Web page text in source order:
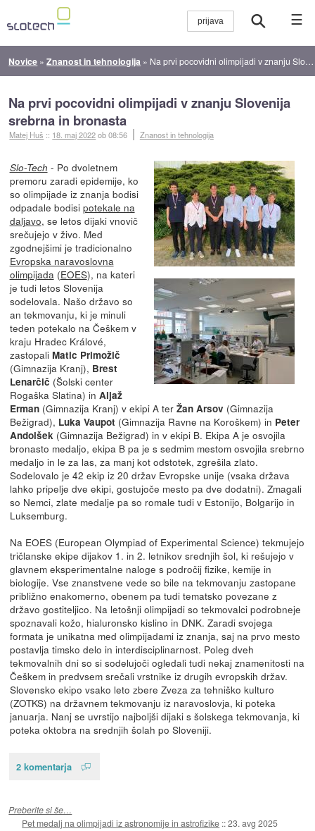
☰
Novice »Znanost in tehnologija » Na prvi pocovidni olimpijadi v znanju Slovenija srebrna in bronasta
Na prvi pocovidni olimpijadi v znanju Slovenija
srebrna in bronasta
Matej Huš :: 18. maj 2022ob 08:56 Znanost in tehnologija
Slo-Tech - Po dvoletnem
premoru zaradi epidemije, ko
so olimpijade iz znanja bodisi
odpadale bodisi potekale na
daljavo, se letos dijaki vnovič
srečujejo v živo. Med
zgodnejšimi je tradicionalno
Evropska naravoslovna
olimpijada (EOES), na kateri
je tudi letos Slovenija
sodelovala. Našo državo so
an tekmovanju, ki je minuli
teden potekalo na Češkem v
kraju Hradec Králové,
zastopali Matic Primožič
(Gimnazija Kranj), Brest
Lenarčič (Šolski center
Rogaška Slatina) in Aljaž
Erman(Gimnazija Kranj) v ekipi A ter Žan Arsov (Gimnazija
Bežigrad), Luka Vaupot (Gimnazija Ravne na Koroškem) in Peter
Andolšek (Gimnazija Bežigrad) in v ekipi B. Ekipa A je osvojila
bronasto medaljo, ekipa B pa je s sedmim mestom osvojila srebrno
medaljo in le za las, za manj kot odstotek, zgrešila zlato.
Sodelovalo je 42 ekip iz 20 držav Evropske unije (vsaka država
lahko pripelje dve ekipi, gostujoče mesto pa dve dodatni). Zmagali
so Nemci, zlate medalje pa so romale tudi v Estonijo, Bolgarijo in
Luksemburg.
Na EOES (European Olympiad of Experimental Science) tekmujejo
tričlanske ekipe dijakov 1. in 2. letnikov srednjih šol, ki rešujejo v
glavnem eksperimentalne naloge s področij fizike, kemije in
biologije. Vse znanstvene vede so bile na tekmovanju zastopane
približno enakomerno, obenem pa tudi tematsko povezane z
državo gostiteljico. Na letošnji olimpijadi so tekmovalci podrobneje
spoznavali kožo, hialuronsko kislino in DNK. Zaradi svojega
formata je unikatna med olimpijadami iz znanja, saj na prvo mesto
postavlja timsko delo in interdisciplinarnost. Poleg dveh
tekmovalnih dni so si sodelujoči ogledali tudi nekaj znamenitosti na
Češkem in predvsem srečali vrstnike iz drugih evropskih držav.
Slovensko ekipo vsako leto zbere Zveza za tehniško kulturo
(ZOTKS) na državnem tekmovanju iz naravoslovja, ki poteka
januarja. Nanj se uvrstijo najboljši dijaki s šolskega tekmovanja, ki
poteka oktobra na srednjih šolah po Sloveniji.
2 komentarja
Preberite si še…
Pet medalj na olimpijadi iz astronomije in astrofizike ::23. avg 2025